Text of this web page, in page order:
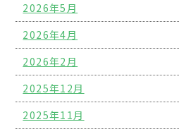
2026年5月
2026年4月
2026年2月
2025年12月
2025年11月